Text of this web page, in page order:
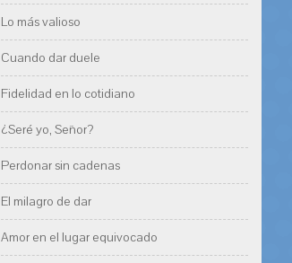
Lo más valioso
Cuando dar duele
Fidelidad en lo cotidiano
¿Seré yo, Señor?
Perdonar sin cadenas
El milagro de dar
Amor en el lugar equivocado